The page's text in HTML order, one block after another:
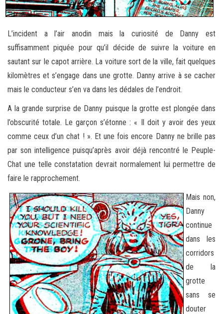
L’incident a l’air anodin mais la curiosité de Danny est
suffisamment piquée pour qu’il décide de suivre la voiture en
sautant sur le capot arrière. La voiture sort de la ville, fait quelques
kilomètres et s’engage dans une grotte. Danny arrive à se cacher
mais le conducteur s’en va dans les dédales de l’endroit.
A la grande surprise de Danny puisque la grotte est plongée dans
l’obscurité totale. Le garçon s’étonne : « Il doit y avoir des yeux
comme ceux d’un chat ! ». Et une fois encore Danny ne brille pas
par son intelligence puisqu’après avoir déjà rencontré le Peuple-
Chat une telle constatation devrait normalement lui permettre de
faire le rapprochement.
Mais non,
Danny
continue
dans les
corridors
de la
grotte
sans se
douter